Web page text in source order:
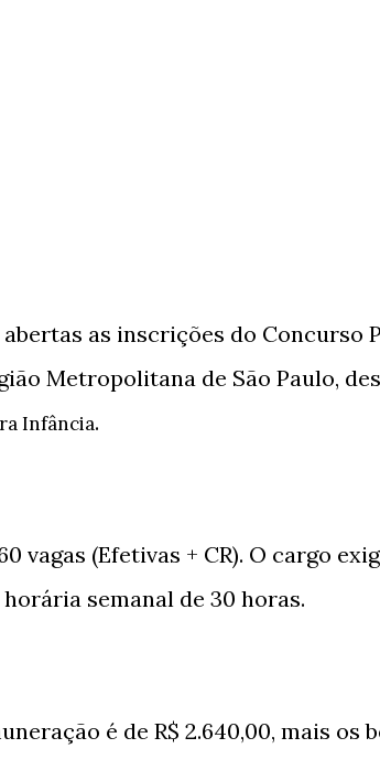
as inscrições do Concurso
Metropolitana de São Paulo,
Infância.
vagas (Efetivas + CR). O cargo
semanal de 30 horas.
é de R$ 2.640,00, mais os